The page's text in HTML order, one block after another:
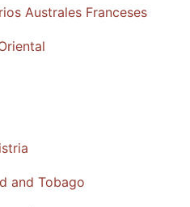
Australes Franceses
and Tobago